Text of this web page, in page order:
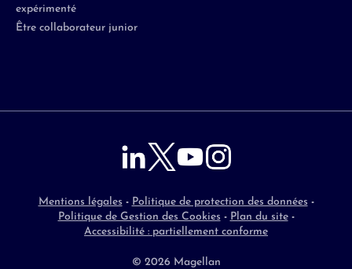
expérimenté
Être collaborateur junior
Mentions légales - Politique de protection des données -
Politique de Gestion des Cookies - Plan du site -
Accessibilité : partiellement conforme
© 2026 Magellan